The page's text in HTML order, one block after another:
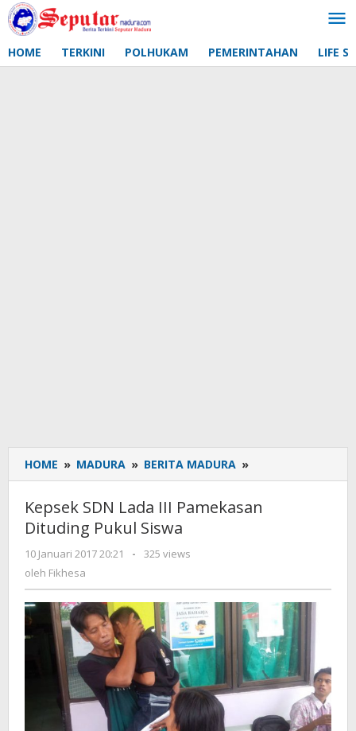
Lewati
ke
HOME TERKINI POLHUKAM PEMERINTAHAN LIFE
HOME » MADURA » BERITA MADURA »
SDN
III
Kepsek SDN Lada III Pamekasan
Dituding Pukul Siswa
10 Januari 2017 20:21
oleh
-
325 views
oleh Fikhesa